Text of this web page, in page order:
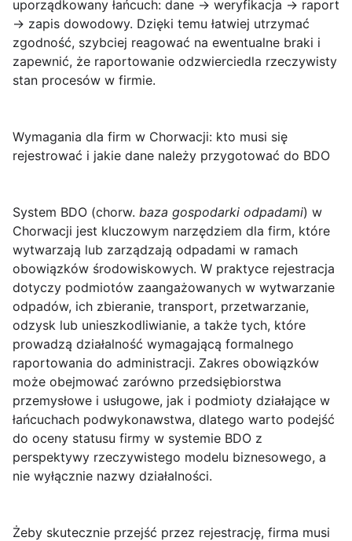
uporządkowany łańcuch: dane → weryfikacja → raport
→ zapis dowodowy. Dzięki temu łatwiej utrzymać
zgodność, szybciej reagować na ewentualne braki i
zapewnić, że raportowanie odzwierciedla rzeczywisty
stan procesów w firmie.
Wymagania dla firm w Chorwacji: kto musi się
rejestrować i jakie dane należy przygotować do BDO
System BDO (chorw. bazа gospodarki odpadami) w
Chorwacji jest kluczowym narzędziem dla firm, które
wytwarzają lub zarządzają odpadami w ramach
obowiązków środowiskowych. W praktyce rejestracja
dotyczy podmiotów zaangażowanych w wytwarzanie
odpadów, ich zbieranie, transport, przetwarzanie,
odzysk lub unieszkodliwianie, a także tych, które
prowadzą działalność wymagającą formalnego
raportowania do administracji. Zakres obowiązków
może obejmować zarówno przedsiębiorstwa
przemysłowe i usługowe, jak i podmioty działające w
łańcuchach podwykonawstwa, dlatego warto podejść
do oceny statusu firmy w systemie BDO z
perspektywy rzeczywistego modelu biznesowego, a
nie wyłącznie nazwy działalności.
Żeby skutecznie przejść przez rejestrację, firma musi